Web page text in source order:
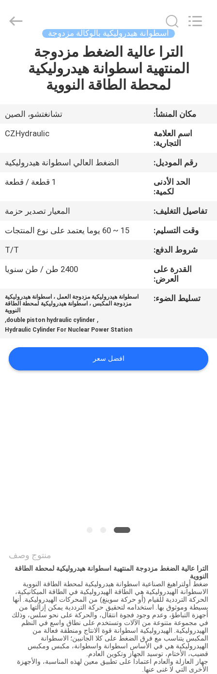
المنزل
المنتجات
فيديوهات
جولة
المصنع
مراقبة
الجودة
اقتباس
EQUIPMENT
CO.,LTD.
اسطوانة هيدروليكية بالوكالة مزدوجة
الترا عالية الضغط مزدوجة
المنتهية اسطوانة هيدروليكية
لمحطة الطاقة النووية
مكان المنشأ:
تشانغتشو، الصين
اسم العلامة
التجارية:
CZHydraulic
رقم الموديل:
الضغط العالي اسطوانة هيدروليكية
الحد الأدنى
لكمية:
1 قطعة / قطعة
تفاصيل التغليف:
المعيار تصدير حزمة
وقت التسليم:
15 ~ 60 يوما يعتمد على نوع المنتجات
شروط الدفع:
T/T
القدرة على
العرض:
2400 طن / طن سنويا
تسليط الضوء:
اسطوانة هيدروليكية مزدوجة العمل ، اسطوانة هيدروليكية
مزدوجة المكبس ، اسطوانة هيدروليكية لمحطة الطاقة
النووية
,
double piston hydraulic cylinder
,
Hydraulic Cylinder For Nuclear Power Station
افضل سعر
منتوج وصف
الترا عالية الضغط مزدوجة المنتهية اسطوانة هيدروليكية لمحطة الطاقة
النووية
ضغط أولتراهيغ الصناعية اسطوانة هيدروليكية لمحطة الطاقة النووية
الاسطوانة الهيدروليكية هي الطاقة الهيدروليكية في الطاقة الميكانيكية،
الحركة الترددية للقيام (أو حركة سوينغ) من المحركات الهيدروليكية. أنها
بسيطة وموثوق بها. استخدامه لتحقيق حركة الترددية يمكن إزالتها من
أجهزة التباطؤ، وعدم وجود فجوة انتقال، والحركة على نحو سلس، وذلك
في مجموعة متنوعة من الآلات وتستخدم على نطاق واسع في النظم
الهيدروليكية. الهيدروليكية اسطوانة قوة الانتاج ومنطقة فعالة من
المكبس يتناسب مع فرق الضغط على كلا الجانبين؛ الاسطوانة
الهيدروليكية هي في الأساس اسطوانة واسطوانة، مكبس ومكبس
قضيب، الأختام، توسيد الجهاز وتكوين العادم.
جهاز العازلة والعادم اعتمادا على تطبيق معين لهذه المناسبة، والأجهزة
الأخرى التي لا غنى عنها.